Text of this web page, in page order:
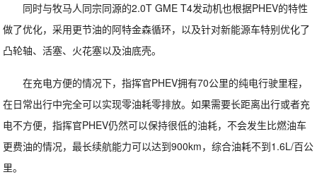
同时与牧马人同宗同源的2.0T GME T4发动机也根据PHEV的特性
做了优化，采用更节油的阿特金森循环，以及针对新能源车特别优化了
凸轮轴、活塞、火花塞以及油底壳。
在充电方便的情况下，指挥官PHEV拥有70公里的纯电行驶里程，
在日常出行中完全可以实现零油耗零排放。如果需要长距离出行或者充
电不方便，指挥官PHEV仍然可以保持很低的油耗，不会发生比燃油车
更费油的情况，最长续航能力可以达到900km，综合油耗不到1.6L/百公
里。